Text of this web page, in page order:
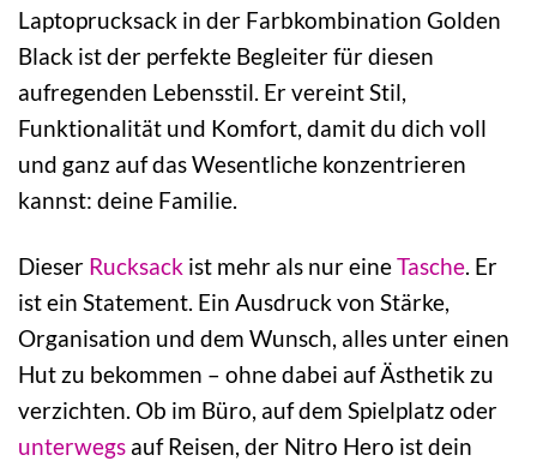
Laptoprucksack in der Farbkombination Golden
Black ist der perfekte Begleiter für diesen
aufregenden Lebensstil. Er vereint Stil,
Funktionalität und Komfort, damit du dich voll
und ganz auf das Wesentliche konzentrieren
kannst: deine Familie.
Dieser Rucksack ist mehr als nur eineTasche. Er
ist ein Statement. Ein Ausdruck von Stärke,
Organisation und dem Wunsch, alles unter einen
Hut zu bekommen – ohne dabei auf Ästhetik zu
verzichten. Ob im Büro, auf dem Spielplatz oder
unterwegs auf Reisen, der Nitro Hero ist dein